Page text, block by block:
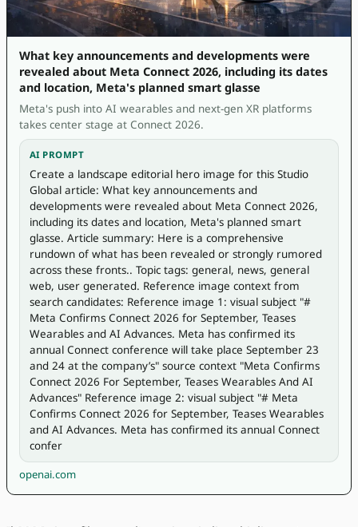
What key announcements and developments were
revealed about Meta Connect 2026, including its dates
and location, Meta's planned smart glasse
Meta's push into AI wearables and next-gen XR platforms
takes center stage at Connect 2026.
AI PROMPT
Create a landscape editorial hero image for this Studio
Global article: What key announcements and
developments were revealed about Meta Connect 2026,
including its dates and location, Meta's planned smart
glasse. Article summary: Here is a comprehensive
rundown of what has been revealed or strongly rumored
across these fronts.. Topic tags: general, news, general
web, user generated. Reference image context from
search candidates: Reference image 1: visual subject "#
Meta Confirms Connect 2026 for September, Teases
Wearables and AI Advances. Meta has confirmed its
annual Connect conference will take place September 23
and 24 at the company’s" source context "Meta Confirms
Connect 2026 For September, Teases Wearables And AI
Advances" Reference image 2: visual subject "# Meta
Confirms Connect 2026 for September, Teases Wearables
and AI Advances. Meta has confirmed its annual Connect
confer
openai.com